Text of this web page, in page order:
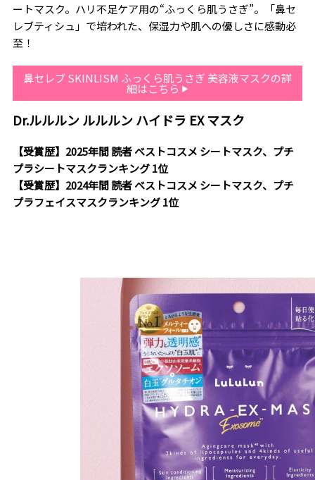
ートマスク。ハリ不足ケア用の“ふっくら肌うさぎ”。「鼻セ
レブティシュ」で培われた、保湿力や肌への優しさに感動必
至！
鼻セレブ SKINLISM ふっくら肌うさぎ 美容液マスクの詳
細はこちら
Dr.ルルルン ルルルン ハイドラ EX マスク
【受賞歴】2025年間 読者 ベストコスメ シートマスク、プチ
プラシートマスクランキング 1位
【受賞歴】2024年間 読者 ベストコスメ シートマスク、プチ
プラフェイスマスクランキング 1位